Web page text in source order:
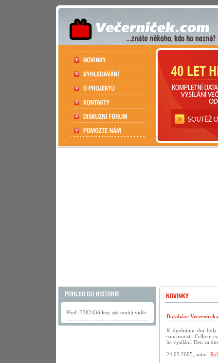
Před -7382436 lety jste mohli vidět .
Databáze
K dnešnímu dni byla
současnosti. Celkem
let vysílání. Den za
24.03.2005, autor: